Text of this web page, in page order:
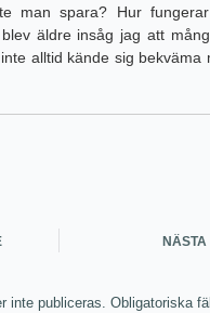
man spara? Hur
äldre insåg jag att
alltid kände sig bekväma
NÄSTA
inte publiceras. Obligatoriska